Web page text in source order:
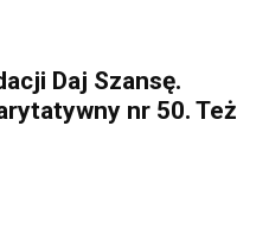
Daj Szansę.
nr 50. Też